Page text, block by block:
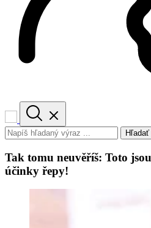
Hľadať
Tak tomu neuvěříš: Toto
účinky řepy!